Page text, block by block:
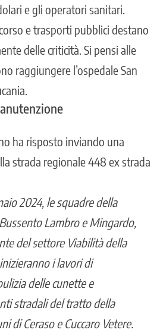
e gli operatori sanitari.
e trasporti pubblici destano
delle criticità. Si pensi alle
raggiungere l’ospedale San
ha risposto inviando una
strada regionale 448 ex strada
2024, le squadre della
Lambro e Mingardo,
del settore Viabilità della
i lavori di
delle cunette e
stradali del tratto della
di Ceraso e Cuccaro Vetere.